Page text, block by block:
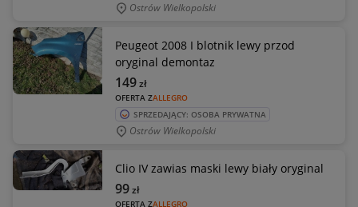
Ostrów Wielkopolski
Peugeot 2008 I blotnik lewy przod
oryginal demontaz
OFERTA ZALLEGRO
149zł
SPRZEDAJĄCY: OSOBA PRYWATNA
Ostrów Wielkopolski
Clio IV zawias maski lewy biały oryginal
OFERTA ZALLEGRO
99zł